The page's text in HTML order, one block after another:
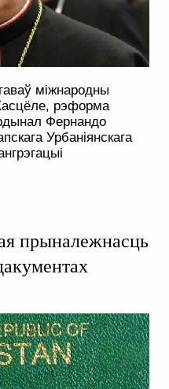
міжнародны
рэформа
Фернандо
Урбаніянскага
прыналежнасць